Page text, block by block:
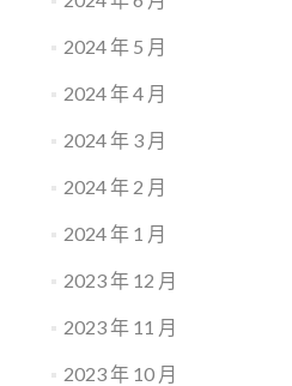
2024 年 5 月
2024 年 4 月
2024 年 3 月
2024 年 2 月
2024 年 1 月
2023 年 12 月
2023 年 11 月
2023 年 10 月